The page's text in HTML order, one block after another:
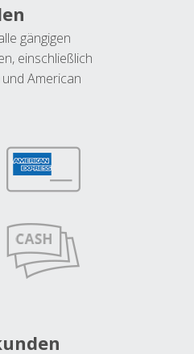
gängigen
einschließlich
American